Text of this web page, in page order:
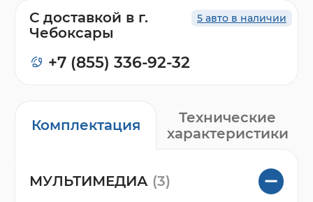
Комплектация
Технические
характеристики
МУЛЬТИМЕДИА (3)
5 авто в наличии
С доставкой в г.
Чебоксары
+7 (855) 336-92-32